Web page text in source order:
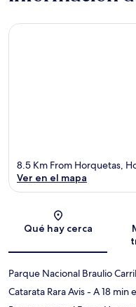
8.5 Km From Horquetas,
Ver en el mapa
Qué hay cerca
Parque Nacional Braulio
Catarata Rara Avis- A 18 min